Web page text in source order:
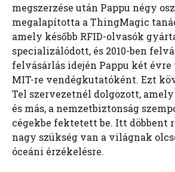
megszerzése után Pappu négy
megalapította a ThingMagic
amely később RFID-olvasók
specializálódott, és 2010-ben
felvásárlás idején Pappu két
MIT-re vendégkutatóként. Ezt
Tel szervezetnél dolgozott,
és más, a nemzetbiztonság
cégekbe fektetett be. Itt döbbent
nagy szükség van a világnak
óceáni érzékelésre.